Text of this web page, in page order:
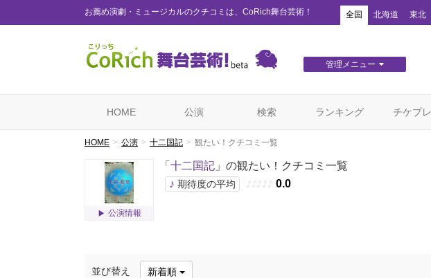
お薦め演劇・ミュージカルのクチコミは、CoRich舞台芸術！ 全国 北海道 東北
管理メニュー
HOME 公演 検索 ランキング チケプレ
HOME 公演 十二国記 観たい！クチコミ一覧
公演情報
「 十二国記 」の観たい！クチコミ一覧
♪ 期待度の平均 ♪ ♪ ♪ ♪ ♪ 0.0
並び替え 新着順